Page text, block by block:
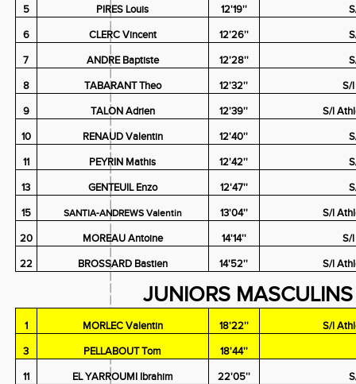
5
PIRES Louis 12'19''
6
CLERC Vincent 12'26''
7
ANDRE Baptiste 12'28''
8
TABARANT Theo 12'32''
S/
9
TALON Adrien 12'39''
S/l
10
RENAUD Valentin 12'40''
11
PEYRIN Mathis 12'42''
13
GENTEUIL Enzo 12'47''
15
SANTIA-ANDREWS Valentin 13'04''
S/l
20
MOREAU Antoine 14'14''
S/
22
BROSSARD Bastien 14'52'' S/l
JUNIORS
1 MORLEC Valentin 18'22''
S/l
3
PELLABOUT Tom
18'44''
11
EL YARROUMI Ibrahim 22'05''